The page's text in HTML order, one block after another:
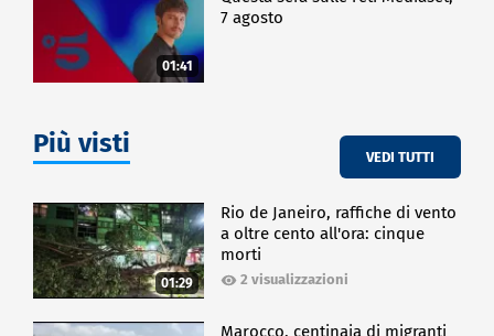
01:41
7 agosto
Più visti VEDI TUTTI
01:29
Rio de Janeiro, raffiche di vento
a oltre cento all'ora: cinque
morti
2 visualizzazioni
Marocco, centinaia di migranti